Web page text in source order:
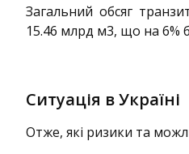
Загальний обсяг
15.46 млрд м3, що на 6%
Ситуація в Україні
Отже, які ризики та